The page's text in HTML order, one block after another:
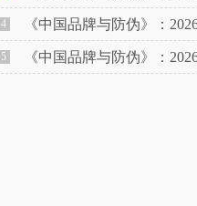
4 《中国品牌与防伪》：2026
5 《中国品牌与防伪》：2026